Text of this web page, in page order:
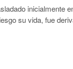
inicialmente
su vida, fue